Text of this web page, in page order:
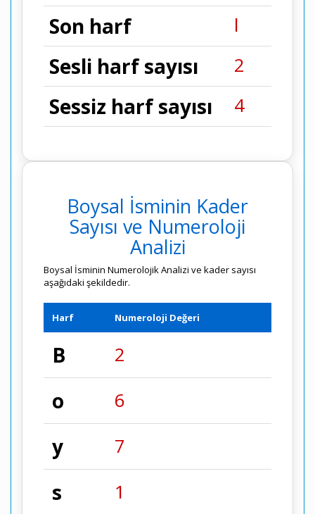
Son harf l
Sesli harf sayısı 2
Sessiz harf sayısı 4
Boysal İsminin Kader
Sayısı ve Numeroloji
Analizi
Boysal İsminin Numerolojik Analizi ve kader sayısı
aşağıdaki şekildedir.
Harf Numeroloji Değeri
B 2
o 6
y 7
s 1